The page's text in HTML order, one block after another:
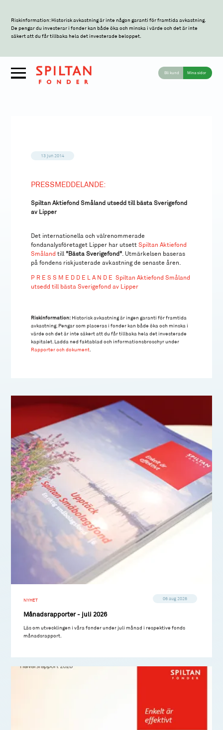
Riskinformation: Historisk avkastning är inte någon garanti för framtida avkastning.
De pengar du investerar i fonder kan både öka och minska i värde och det är inte
säkert att du får tillbaka hela det investerade beloppet.
Bli kund Mina sidor
13 jun 2014
PRESSMEDDELANDE:
Spiltan Aktiefond Småland utsedd till bästa Sverigefond
av Lipper
Det internationella och välrenommerade
fondanalysföretaget Lipper har utsettSpiltan Aktiefond
Smålandtill "Bästa Sverigefond" . Utmärkelsen baseras
på fondens riskjusterade avkastning de senaste åren.
P R E S S M E D D E L A N D E Spiltan Aktiefond Småland
utsedd till bästa Sverigefond av Lipper
Riskinformation: Historisk avkastning är ingen garanti för framtida
avkastning. Pengar som placeras i fonder kan både öka och minska i
värde och det är inte säkert att du får tillbaka hela det investerade
kapitalet. Ladda ned faktablad och informationsbroschyr under
Rapporter och dokument
NYHET 06 aug 2026
Månadsrapporter - juli 2026
Läs om utvecklingen i våra fonder under juli månad i respektive fonds
månadsrapport.